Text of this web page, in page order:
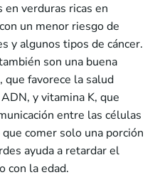
verduras ricas en
un menor riesgo de
y algunos tipos de cáncer.
son una buena
favorece la salud
y vitamina K, que
entre las células
comer solo una porción
ayuda a retardar el
con la edad.